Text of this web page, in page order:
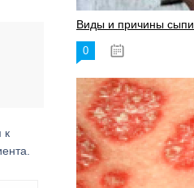
к
Виды и причины
0